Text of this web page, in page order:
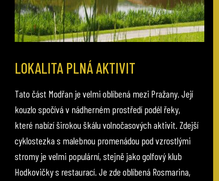
LOKALITA PLNÁ AKTIVIT
Tato část Modřan je velmi oblíbená mezi Pražany. Její
kouzlo spočívá v nádherném prostředí podél řeky,
které nabízí širokou škálu volnočasových aktivit. Zdejší
cyklostezka s malebnou promenádou pod vzrostlými
stromy je velmi populární, stejně jako golfový klub
Hodkovičky s restaurací. Je zde oblíbená Rosmarina,